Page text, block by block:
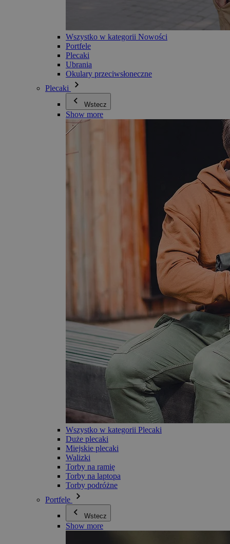
Wszystko w kategorii Nowości
Portfele
Plecaki
Ubrania
Okulary przeciwsłoneczne
Plecaki
Wstecz
Show more
Wszystko w kategorii Plecaki
Duże plecaki
Miejskie plecaki
Walizki
Torby na ramię
Torby na laptopa
Torby podróżne
Portfele
Wstecz
Show more